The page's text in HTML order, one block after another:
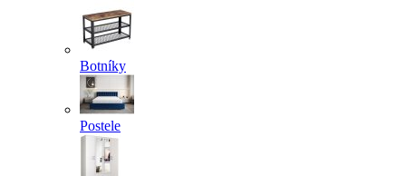
Botníky
Postele